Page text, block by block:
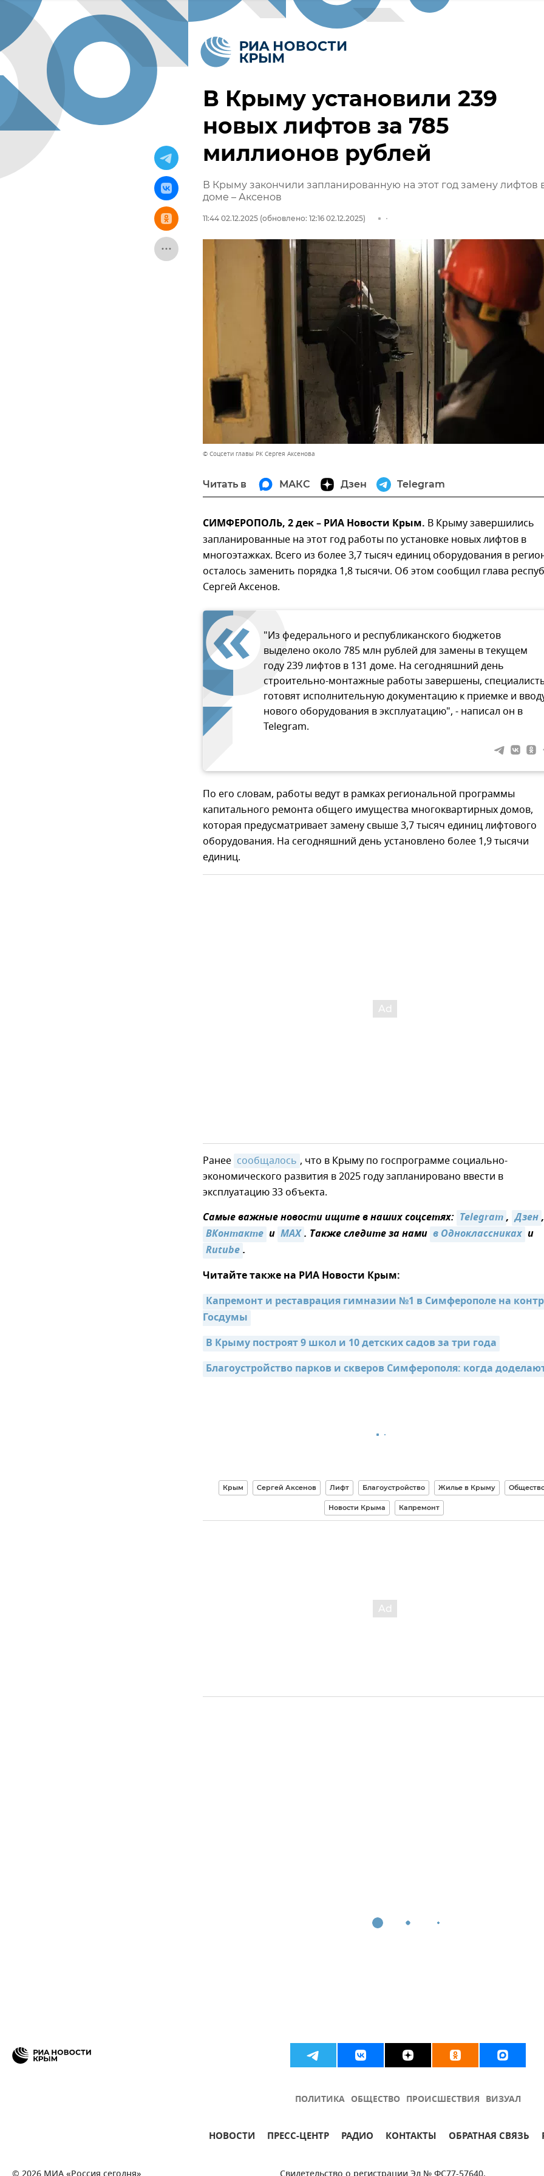
В Крыму установили 239
новых лифтов за 785
миллионов рублей
В Крыму закончили запланированную на этот год замену лифтов в
доме – Аксенов
11:44 02.12.2025 (обновлено: 12:16 02.12.2025)
© Соцсети главы РК Сергея Аксенова
Читать в МАКС Дзен Telegram
СИМФЕРОПОЛЬ, 2 дек – РИА Новости Крым. В Крыму завершились
запланированные на этот год работы по установке новых лифтов в
многоэтажках. Всего из более 3,7 тысяч единиц оборудования в
осталось заменить порядка 1,8 тысячи. Об этом сообщил глава
Сергей Аксенов.
"Из федерального и республиканского бюджетов
выделено около 785 млн рублей для замены в текущем
году 239 лифтов в 131 доме. На сегодняшний день
строительно-монтажные работы завершены,
готовят исполнительную документацию к приемке и
нового оборудования в эксплуатацию", - написал он в
Telegram.
По его словам, работы ведут в рамках региональной программы
капитального ремонта общего имущества многоквартирных домов,
которая предусматривает замену свыше 3,7 тысяч единиц лифтового
оборудования. На сегодняшний день установлено более 1,9 тысячи
единиц.
Ранее сообщалось , что в Крыму по госпрограмме социально-
экономического развития в 2025 году запланировано ввести в
эксплуатацию 33 объекта.
Самые важные новости ищите в наших соцсетях: Telegram, Дзен,
ВКонтакте и MAX. Также следите за нами в Одноклассниках и
Rutube.
Читайте также на РИА Новости Крым:
Капремонт и реставрация гимназии №1 в Симферополе на
Госдумы
В Крыму построят 9 школ и 10 детских садов за три года
Благоустройство парков и скверов Симферополя: когда
Крым Сергей Аксенов Лифт Благоустройство Жилье в Крыму
Новости Крыма Капремонт
ПОЛИТИКА ОБЩЕСТВО ПРОИСШЕСТВИЯ ВИЗУАЛ
НОВОСТИ ПРЕСС-ЦЕНТР РАДИО КОНТАКТЫ ОБРАТНАЯ СВЯЗЬ